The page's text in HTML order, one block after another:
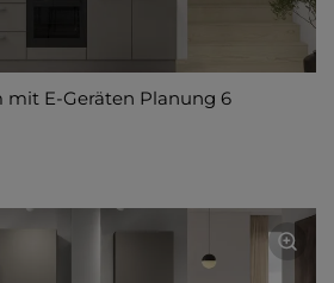
mit E-Geräten Planung 6